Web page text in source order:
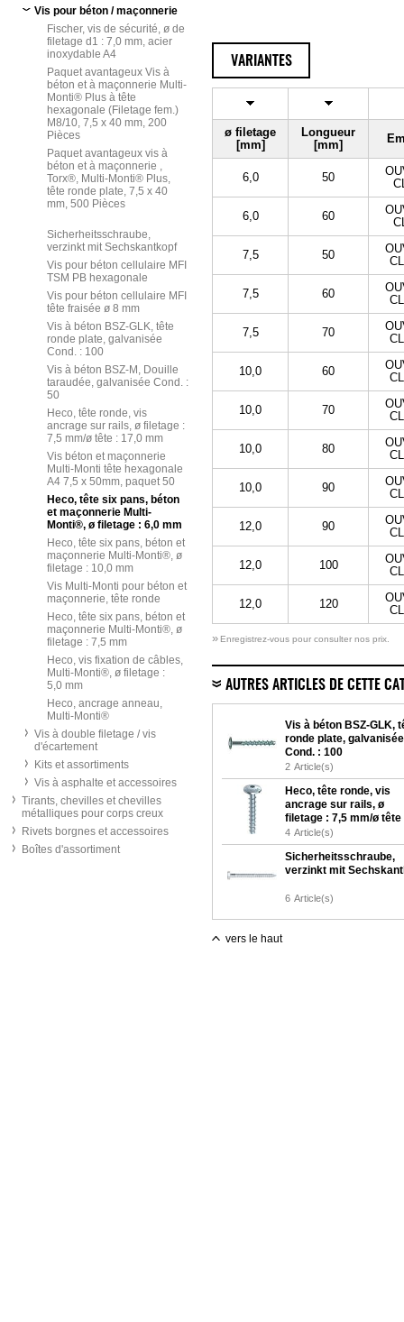
Vis pour béton / maçonnerie
Fischer, vis de sécurité, ø de
filetage d1 : 7,0 mm, acier
inoxydable A4
Paquet avantageux Vis à
béton et à maçonnerie Multi-
Monti® Plus à tête
hexagonale (Filetage fem.)
M8/10, 7,5 x 40 mm, 200
Pièces
Paquet avantageux vis à
béton et à maçonnerie ,
Torx®, Multi-Monti® Plus,
tête ronde plate, 7,5 x 40
mm, 500 Pièces
Sicherheitsschraube,
verzinkt mit Sechskantkopf
Vis pour béton cellulaire MFI
TSM PB hexagonale
Vis pour béton cellulaire MFI
tête fraisée ø 8 mm
Vis à béton BSZ-GLK, tête
ronde plate, galvanisée
Cond. : 100
Vis à béton BSZ-M, Douille
taraudée, galvanisée Cond. :
50
Heco, tête ronde, vis
ancrage sur rails, ø filetage :
7,5 mm/ø tête : 17,0 mm
Vis béton et maçonnerie
Multi-Monti tête hexagonale
A4 7,5 x 50mm, paquet 50
Heco, tête six pans, béton
et maçonnerie Multi-
Monti®, ø filetage : 6,0 mm
Heco, tête six pans, béton et
maçonnerie Multi-Monti®, ø
filetage : 10,0 mm
Vis Multi-Monti pour béton et
maçonnerie, tête ronde
Heco, tête six pans, béton et
maçonnerie Multi-Monti®, ø
filetage : 7,5 mm
Heco, vis fixation de câbles,
Multi-Monti®, ø filetage :
5,0 mm
Heco, ancrage anneau,
Multi-Monti®
Vis à double filetage / vis
d'écartement
Kits et assortiments
Vis à asphalte et accessoires
Tirants, chevilles et chevilles
métalliques pour corps creux
Rivets borgnes et accessoires
Boîtes d'assortiment
VARIANTES
ø filetage
[mm]
Longueur
[mm]
6,0 50
6,0 60
7,5 50
7,5 60
7,5 70
10,0 60
10,0 70
10,0 80
10,0 90
12,0 90
12,0 100
12,0 120
» Enregistrez-vous pour consulter nos prix.
AUTRES ARTICLES DE CETTE
Vis à béton BSZ-GLK,
ronde plate, galvanisée
Cond. : 100
2 Article(s)
Heco, tête ronde, vis
ancrage sur rails, ø
filetage : 7,5 mm/ø tête
17,0 mm
4 Article(s)
Sicherheitsschraube,
verzinkt mit
6 Article(s)
vers le haut